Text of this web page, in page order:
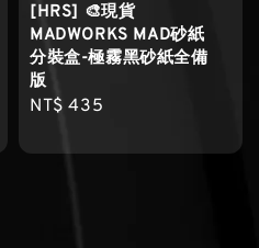
[HRS] 🎨現貨
MADWORKS MAD砂紙
分裝盒-極霧黑砂紙全備
版
Regular
NT$ 435